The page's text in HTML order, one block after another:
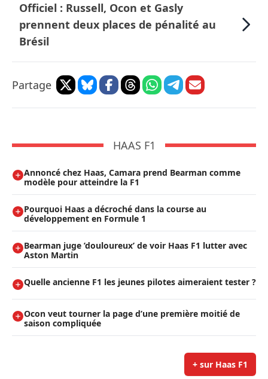
Officiel : Russell, Ocon et Gasly
prennent deux places de pénalité au
Brésil
Partage
HAAS F1
Annoncé chez Haas, Camara prend Bearman comme
modèle pour atteindre la F1
Pourquoi Haas a décroché dans la course au
développement en Formule 1
Bearman juge ’douloureux’ de voir Haas F1 lutter avec
Aston Martin
Quelle ancienne F1 les jeunes pilotes aimeraient tester ?
Ocon veut tourner la page d’une première moitié de
saison compliquée
+ sur Haas F1